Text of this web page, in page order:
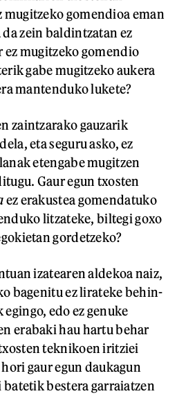
mugitzeko gomendioa eman
zein baldintzatan ez
mugitzeko gomendio
gabe mugitzeko aukera
mantenduko lukete?
zaintzarako gauzarik
eta seguru asko, ez
etengabe mugitzen
Gaur egun txosten
ez erakustea gomendatuko
litzateke, biltegi goxo
gordetzeko?
izatearen aldekoa naiz,
bagenitu ez lirateke behin-
edo ez genuke
erabaki hau hartu behar
teknikoen iritziei
gaur egun daukagun
bestera garraiatzen